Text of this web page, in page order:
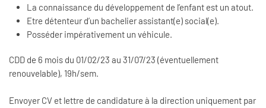
La connaissance du développement de l’enfant est un atout.
Etre détenteur d’un bachelier assistant(e) social(e).
Posséder impérativement un véhicule.
CDD de 6 mois du 01/02/23 au 31/07/23 (éventuellement
renouvelable), 19h/sem.
Envoyer CV et lettre de candidature à la direction uniquement par